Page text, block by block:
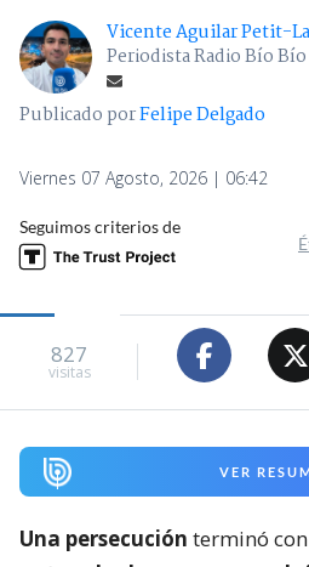
Vicente Aguilar Petit-
Periodista Radio Bío
Publicado porFelipe Delgado
Viernes 07 Agosto, 2026 | 06:42
Seguimos criterios de
827
visitas
VER
Una persecución terminó